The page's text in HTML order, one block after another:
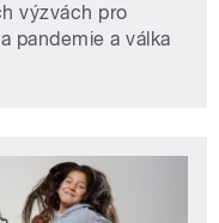
výzvách pro
pandemie a válka